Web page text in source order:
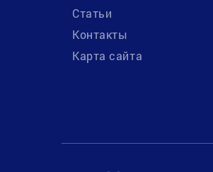
Статьи
Контакты
Карта сайта